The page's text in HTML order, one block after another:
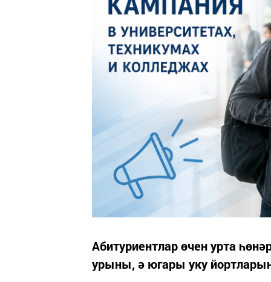
Абитуриентлар өчен урта
урыны, ә югары уку